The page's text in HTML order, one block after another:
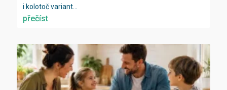
i kolotoč variant...
přečíst